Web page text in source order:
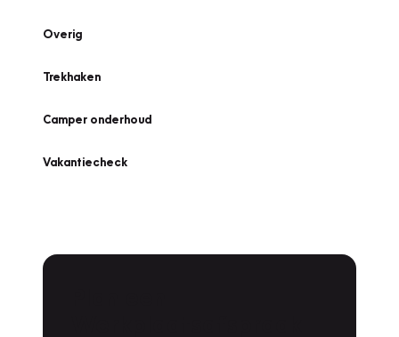
Overig
Trekhaken
Camper onderhoud
Vakantiecheck